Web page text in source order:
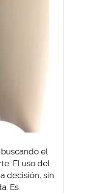
el
El uso del
decisión, sin
Es